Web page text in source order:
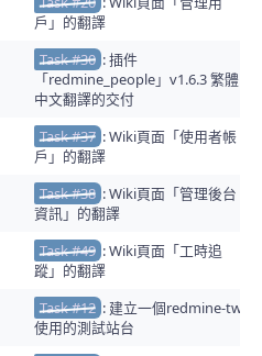
戶」的翻譯
Task #30 : 插件
「redmine_people」v1.6.3 繁體
中文翻譯的交付
Task #37 : Wiki頁面「使用者帳
戶」的翻譯
Task #38 : Wiki頁面「管理後台
資訊」的翻譯
Task #49 : Wiki頁面「工時追
蹤」的翻譯
Task #12 : 建立一個redmine-tw
使用的測試站台